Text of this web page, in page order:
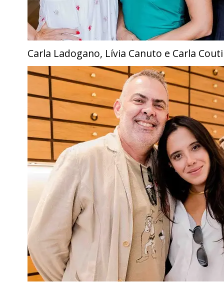
Carla Ladogano, Lívia Canuto e Carla